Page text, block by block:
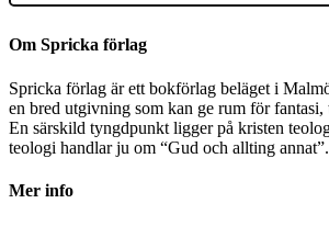
Om Spricka förlag
Spricka förlag är ett bokförlag beläget i
en bred utgivning som kan ge rum för
En särskild tyngdpunkt ligger på kristen
teologi handlar ju om “Gud och allting annat”.
Mer info